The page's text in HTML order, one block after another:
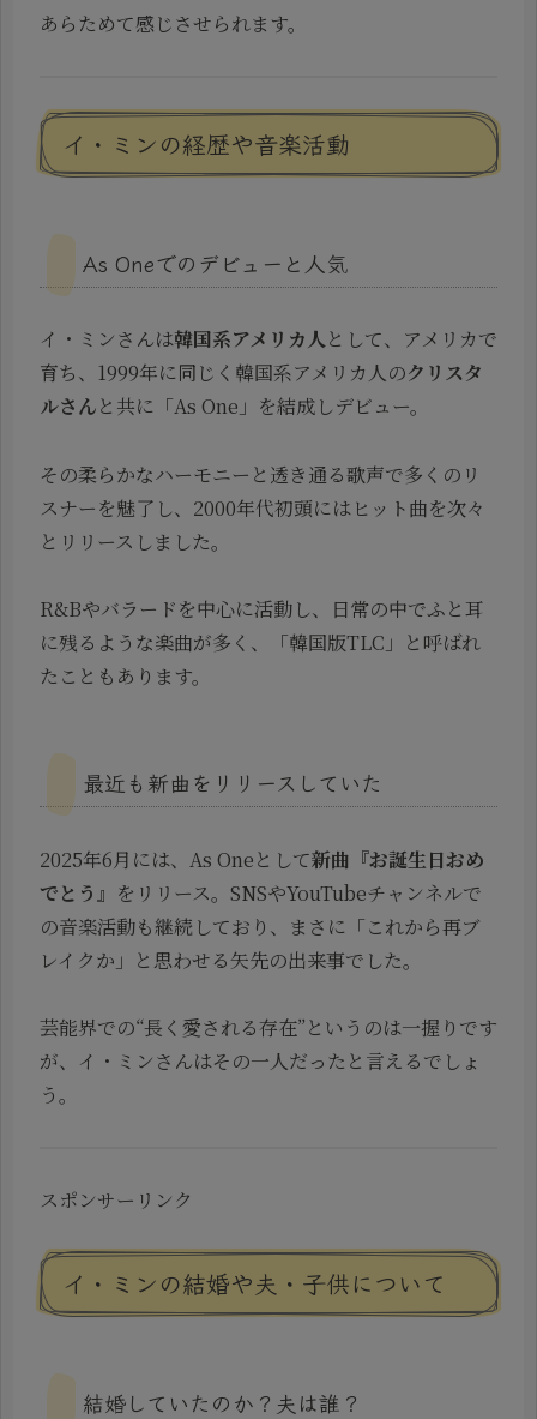
あらためて感じさせられます。
イ・ミンの経歴や音楽活動
As Oneでのデビューと人気
イ・ミンさんは韓国系アメリカ人として、アメリカで
育ち、1999年に同じく韓国系アメリカ人のクリスタ
ルさんと共に「As One」を結成しデビュー。
その柔らかなハーモニーと透き通る歌声で多くのリ
スナーを魅了し、2000年代初頭にはヒット曲を次々
とリリースしました。
R&Bやバラードを中心に活動し、日常の中でふと耳
に残るような楽曲が多く、「韓国版TLC」と呼ばれ
たこともあります。
最近も新曲をリリースしていた
2025年6月には、As Oneとして新曲『お誕生日おめ
でとう』 をリリース。SNSやYouTubeチャンネルで
の音楽活動も継続しており、まさに「これから再ブ
レイクか」と思わせる矢先の出来事でした。
芸能界での“長く愛される存在”というのは一握りです
が、イ・ミンさんはその一人だったと言えるでしょ
う。
スポンサーリンク
イ・ミンの結婚や夫・子供について
結婚していたのか？夫は誰？